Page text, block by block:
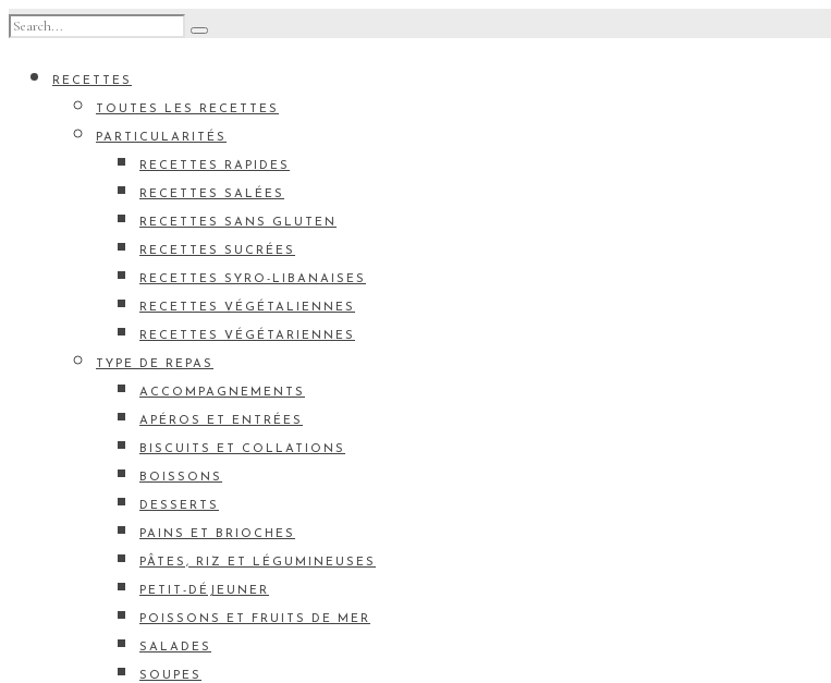
RECETTES
TOUTES LES RECETTES
PARTICULARITÉS
RECETTES RAPIDES
RECETTES SALÉES
RECETTES SANS GLUTEN
RECETTES SUCRÉES
RECETTES SYRO-LIBANAISES
RECETTES VÉGÉTALIENNES
RECETTES VÉGÉTARIENNES
TYPE DE REPAS
ACCOMPAGNEMENTS
APÉROS ET ENTRÉES
BISCUITS ET COLLATIONS
BOISSONS
DESSERTS
PAINS ET BRIOCHES
PÂTES, RIZ ET LÉGUMINEUSES
PETIT-DÉJEUNER
POISSONS ET FRUITS DE MER
SALADES
SOUPES